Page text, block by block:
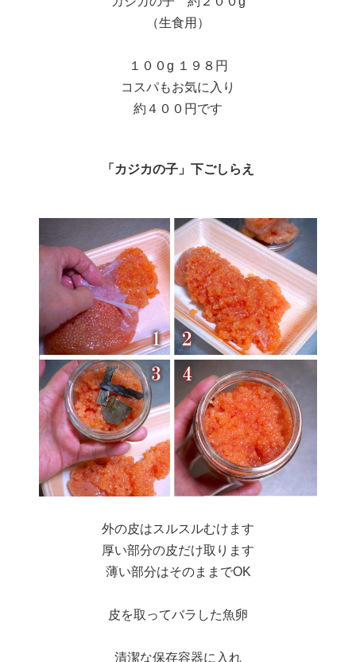
（生食用）
１００g １９８円
コスパもお気に入り
約４００円です
「カジカの子」下ごしらえ
外の皮はスルスルむけます
厚い部分の皮だけ取ります
薄い部分はそのままでOK
皮を取ってバラした魚卵
清潔な保存容器に入れ